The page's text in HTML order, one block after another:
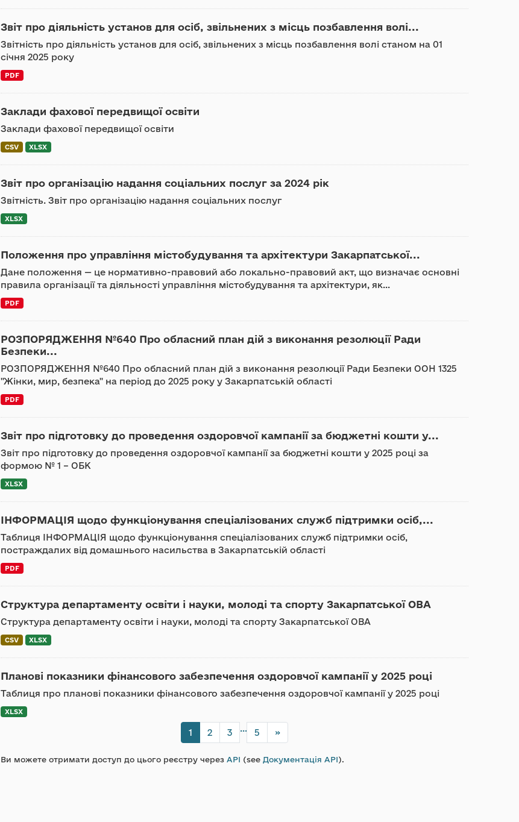
Звіт про діяльність установ для осіб, звільнених з місць позбавлення волі...
Звітність про діяльність установ для осіб, звільнених з місць позбавлення волі станом на 01
січня 2025 року
PDF
Заклади фахової передвищої освіти
Заклади фахової передвищої освіти
CSV XLSX
Звіт про організацію надання соціальних послуг за 2024 pік
Звітність. Звіт про організацію надання соціальних послуг
XLSX
Положення про управління містобудування та архітектури Закарпатської...
Дане положення — це нормативно-правовий або локально-правовий акт, що визначає основні
правила організації та діяльності управління містобудування та архітектури, як...
PDF
РОЗПОРЯДЖЕННЯ №640 Про обласний план дій з виконання резолюції Ради
Безпеки...
РОЗПОРЯДЖЕННЯ №640 Про обласний план дій з виконання резолюції Ради Безпеки ООН 1325
"Жінки, мир, безпека" на період до 2025 року у Закарпатській області
PDF
Звіт про підготовку до проведення оздоровчої кампанії за бюджетні кошти у...
Звіт про підготовку до проведення оздоровчої кампанії за бюджетні кошти у 2025 році за
формою № 1 – ОБК
XLSX
ІНФОРМАЦІЯ щодо функціонування спеціалізованих служб підтримки осіб,...
Таблиця ІНФОРМАЦІЯ щодо функціонування спеціалізованих служб підтримки осіб,
постраждалих від домашнього насильства в Закарпатській області
PDF
Структура департаменту освіти і науки, молоді та спорту Закарпатської ОВА
Структура департаменту освіти і науки, молоді та спорту Закарпатської ОВА
CSV XLSX
Планові показники фінансового забезпечення оздоровчої кампанії у 2025 році
Таблиця про планові показники фінансового забезпечення оздоровчої кампанії у 2025 році
XLSX
1 2 3 ... 5 »
Ви можете отримати доступ до цього реєстру через API (see Документація API).